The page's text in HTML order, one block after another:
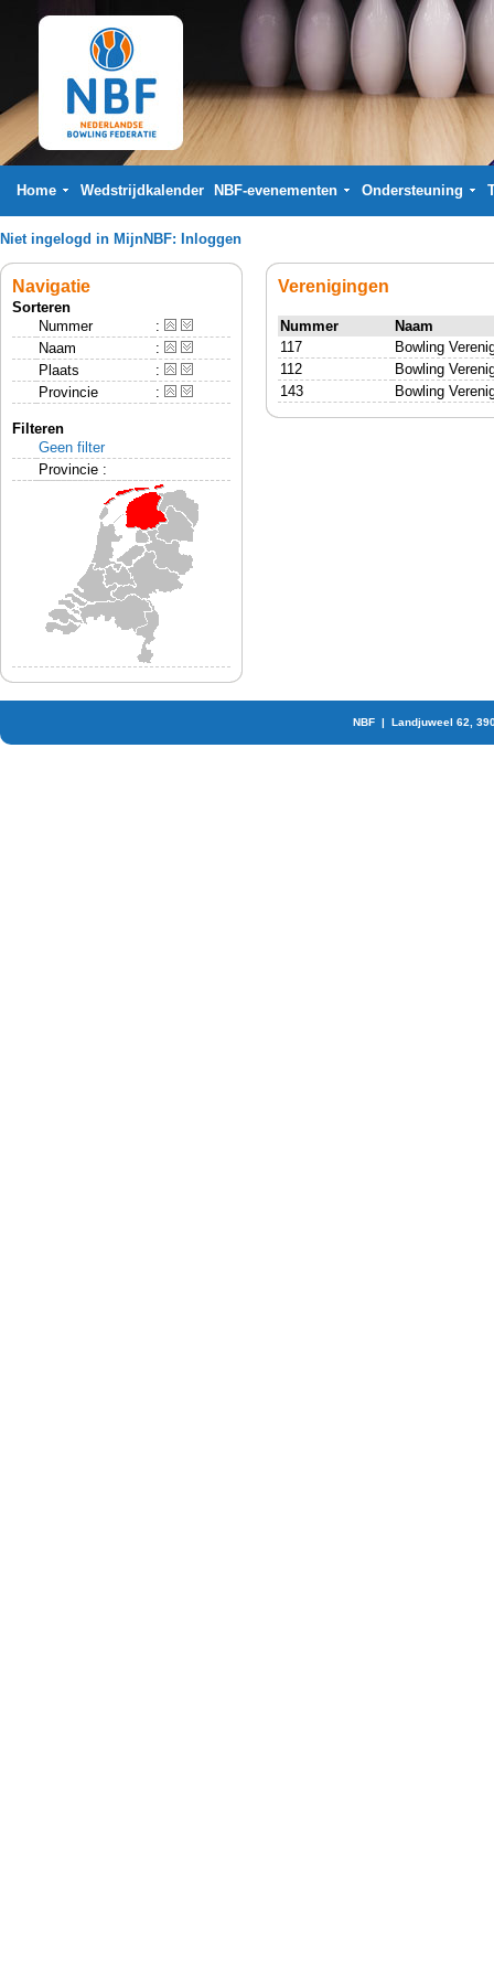
Home Wedstrijdkalender NBF-evenementen Ondersteuning
Niet ingelogd in MijnNBF: Inloggen
Navigatie
Sorteren
Nummer
:
Naam
:
Plaats
:
Provincie
:
Filteren
Geen filter
Provincie :
Verenigingen
Nummer
Naam
117
Bowling
112
Bowling
143
Bowling
NBF | Landjuweel 62,